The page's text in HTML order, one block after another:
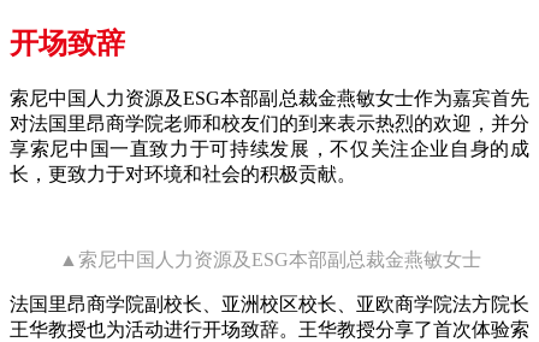
开场致辞
索尼中国人力资源及ESG本部副总裁金燕敏女士作为嘉宾首先
对法国里昂商学院老师和校友们的到来表示热烈的欢迎，并分
享索尼中国一直致力于可持续发展，不仅关注企业自身的成
长，更致力于对环境和社会的积极贡献。
▲索尼中国人力资源及ESG本部副总裁金燕敏女士
法国里昂商学院副校长、亚洲校区校长、亚欧商学院法方院长
王华教授也为活动进行开场致辞。王华教授分享了首次体验索